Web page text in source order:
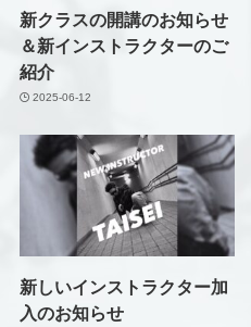
新クラスの開講のお知らせ
＆新インストラクターのご
紹介
2025-06-12
新しいインストラクター加
入のお知らせ